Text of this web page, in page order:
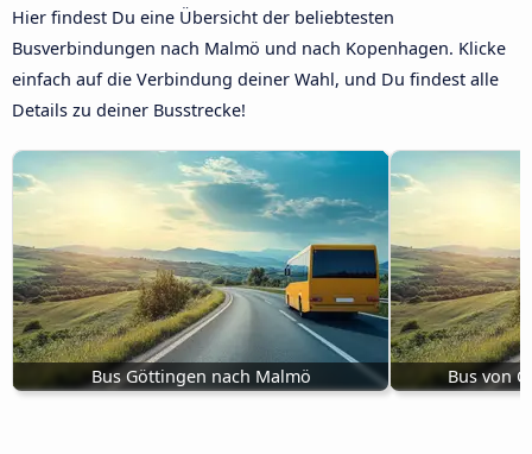
Hier findest Du eine Übersicht der beliebtesten
Busverbindungen nach Malmö und nach Kopenhagen. Klicke
einfach auf die Verbindung deiner Wahl, und Du findest alle
Details zu deiner Busstrecke!
Bus Göttingen nach Malmö Bus von